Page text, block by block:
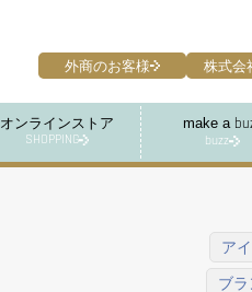
オンラインストア
SHOPPING
make a
buzz
外商のお客様 株式会
ア
ブ